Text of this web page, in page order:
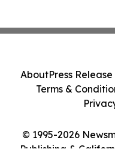
© 1995-2026
Publishing &
AboutPress
Terms &